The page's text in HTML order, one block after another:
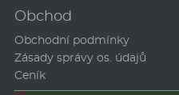
Obchod
Obchodní podmínky
Zásady správy os. údajů
Ceník